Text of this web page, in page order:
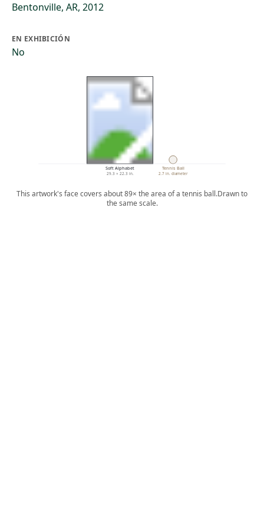
Bentonville, AR, 2012
EN EXHIBICIÓN
No
Soft Alphabet
29.3 × 22.3 in.
Tennis Ball
2.7 in. diameter
This artwork's face covers about 89× the area of a tennis ball.Drawn to
the same scale.